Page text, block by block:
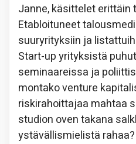
Janne, käsittelet erittäin
Etabloituneet
suuryrityksiin ja
Start-up yrityksistä
seminaareissa ja
montako venture
riskirahoittajaa mahtaa
studion oven takana
ystävällismielistä rahaa?